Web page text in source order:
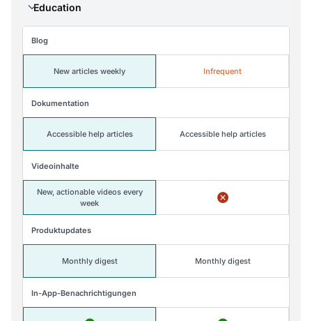
Education
Blog
New articles weekly Infrequent
Dokumentation
Accessible help articles Accessible help articles
Videoinhalte
New, actionable videos every
week
Produktupdates
Monthly digest Monthly digest
In-App-Benachrichtigungen